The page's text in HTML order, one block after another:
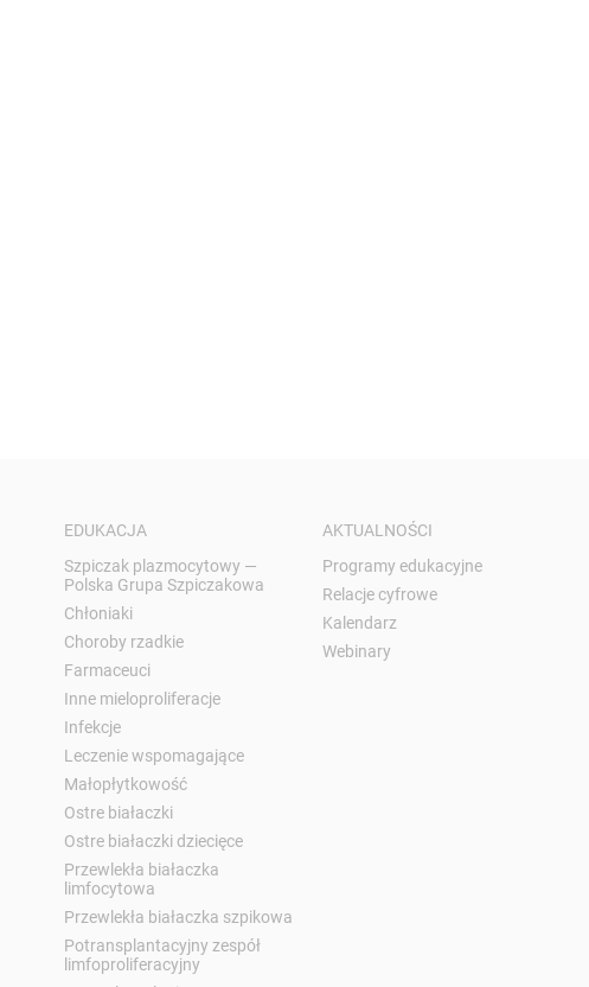
EDUKACJA
Szpiczak plazmocytowy —
Polska Grupa Szpiczakowa
Chłoniaki
Choroby rzadkie
Farmaceuci
Inne mieloproliferacje
Infekcje
Leczenie wspomagające
Małopłytkowość
Ostre białaczki
Ostre białaczki dziecięce
Przewlekła białaczka
limfocytowa
Przewlekła białaczka szpikowa
Potransplantacyjny zespół
limfoproliferacyjny
AKTUALNOŚCI
Programy edukacyjne
Relacje cyfrowe
Kalendarz
Webinary